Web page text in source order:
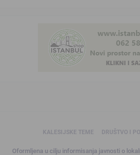
KALESIJSKE TEME DRUŠTVO I
Oformljena u cilju informisanja javnosti o